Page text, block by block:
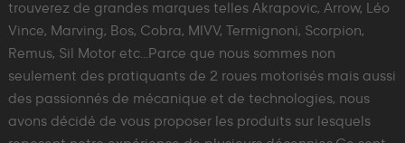
trouverez de grandes marques telles Akrapovic, Arrow, Léo
Vince, Marving, Bos, Cobra, MIVV, Termignoni, Scorpion,
Remus, Sil Motor etc...Parce que nous sommes non
seulement des pratiquants de 2 roues motorisés mais aussi
des passionnés de mécanique et de technologies, nous
avons décidé de vous proposer les produits sur lesquels